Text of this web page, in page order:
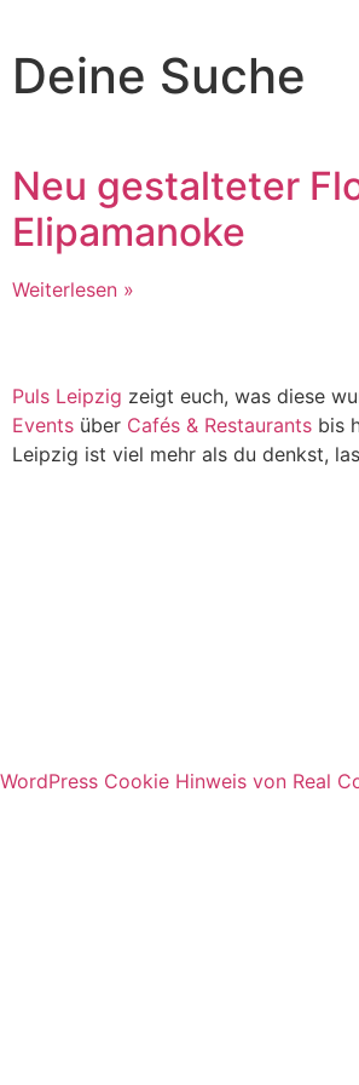
Deine Suche
Neu gestalteter
Elipamanoke
Weiterlesen »
Puls Leipzig zeigt euch, was diese
Events über Cafés & Restaurants bis
Leipzig ist viel mehr als du denkst,
WordPress Cookie Hinweis von Real